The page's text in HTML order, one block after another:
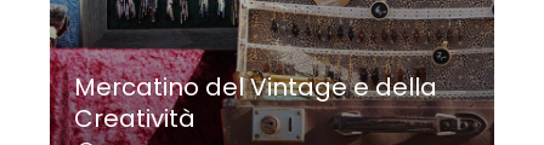
Mercatino del Vintage e della
Creatività